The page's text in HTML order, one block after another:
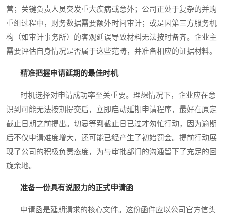
营；关键负责人员突发重大疾病或意外；公司正处于复杂的并购
重组过程中，财务数据需要额外时间审计；或是因第三方服务机
构（如审计事务所）的客观延误导致材料无法按时备齐。企业主
需要评估自身情况是否属于这些范畴，并准备相应的证据材料。
精准把握申请延期的最佳时机
时机选择对申请成功率至关重要。理想情况下，企业应在意
识到可能无法按期提交后，立即启动延期申请程序，最好在原定
截止日期之前提出。切忌等到截止日已过才匆忙行动，因为逾期
后不仅申请难度增大，还可能已经产生了初始罚金。提前行动展
现了公司的积极负责态度，为与审批部门的沟通留下了充足的回
旋余地。
准备一份具有说服力的正式申请函
申请函是延期请求的核心文件。这份函件应以公司官方信头